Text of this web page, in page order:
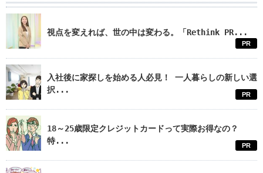
視点を変えれば、世の中は変わる。「Rethink PR...
PR
入社後に家探しを始める人必見！ 一人暮らしの新しい選
択...
PR
18～25歳限定クレジットカードって実際お得なの？
特...
PR